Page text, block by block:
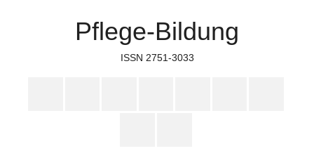
Pflege-Bildung
ISSN 2751-3033